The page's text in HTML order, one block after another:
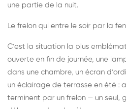
une partie de la nuit.
Le frelon qui entre le soir par la
C'est la situation la plus
ouverte en fin de journée, une
dans une chambre, un écran
un éclairage de terrasse en été :
terminent par un frelon — un seul,